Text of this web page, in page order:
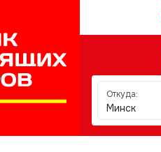
Откуда:
Минск